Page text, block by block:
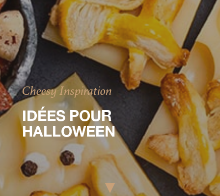
Cheesy Inspiration
IDÉES POUR
HALLOWEEN